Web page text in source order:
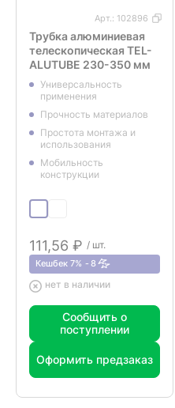
Арт.: 102896
Трубка алюминиевая
телескопическая TEL-
ALUTUBE 230-350 мм
Универсальность
применения
Прочность материалов
Простота монтажа и
использования
Мобильность
конструкции
111,56 ₽ / шт.
Кешбек 7% 8
нет в наличии
Сообщить о
поступлении
Оформить предзаказ